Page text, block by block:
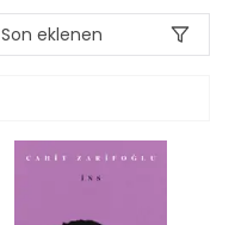
Son eklenen